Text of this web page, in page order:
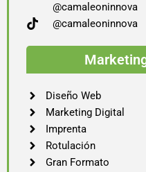
@camaleoninnova
@camaleoninnova
Diseño Web
Marketing Digital
Imprenta
Rotulación
Gran Formato